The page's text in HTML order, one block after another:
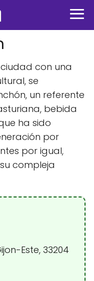
ciudad con una
se
un referente
bebida
ha sido
por
por igual,
compleja
Este, 33204